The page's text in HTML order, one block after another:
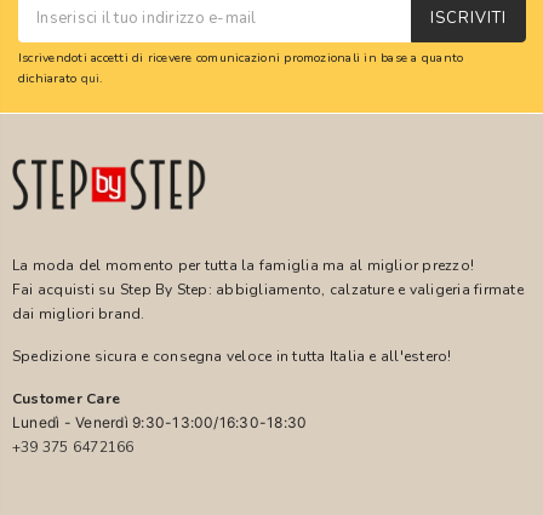
ISCRIVITI
Iscrivendoti accetti di ricevere comunicazioni promozionali in base a quanto
dichiarato qui.
La moda del momento per tutta la famiglia ma al miglior prezzo!
Fai acquisti su Step By Step: abbigliamento, calzature e valigeria firmate
dai migliori brand.
Spedizione sicura e consegna veloce in tutta Italia e all'estero!
Customer Care
Lunedì - Venerdì 9:30-13:00/16:30-18:30
+39 375 6472166